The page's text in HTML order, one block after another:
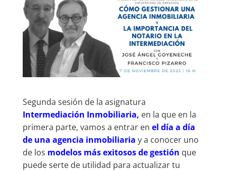
Segunda sesión de la asignatura
Intermediación Inmobiliaria, en la que en la
primera parte, vamos a entrar en el día a día
de una agencia inmobiliaria y a conocer uno
de los modelos más exitosos de gestión que
puede serte de utilidad para actualizar tu